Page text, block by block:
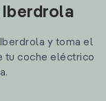
Iberdrola
y toma el
tu coche eléctrico